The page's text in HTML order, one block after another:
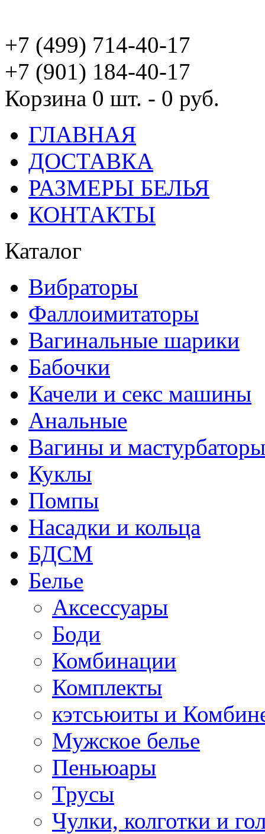
+7 (499) 714-40-17
+7 (901) 184-40-17
Корзина 0 шт. - 0 руб.
ГЛАВНАЯ
ДОСТАВКА
РАЗМЕРЫ БЕЛЬЯ
КОНТАКТЫ
Каталог
Вибраторы
Фаллоимитаторы
Вагинальные шарики
Бабочки
Качели и секс машины
Анальные
Вагины и мастурбаторы
Куклы
Помпы
Насадки и кольца
БДСМ
Белье
Аксессуары
Боди
Комбинации
Комплекты
кэтсьюиты и
Мужское белье
Пеньюары
Трусы
Чулки, колготки и